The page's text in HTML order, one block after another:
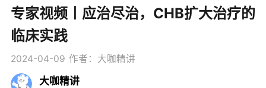
专家视频丨应治尽治，CHB扩大治疗的
临床实践
2024-04-09 作者：大咖精讲
大咖精讲